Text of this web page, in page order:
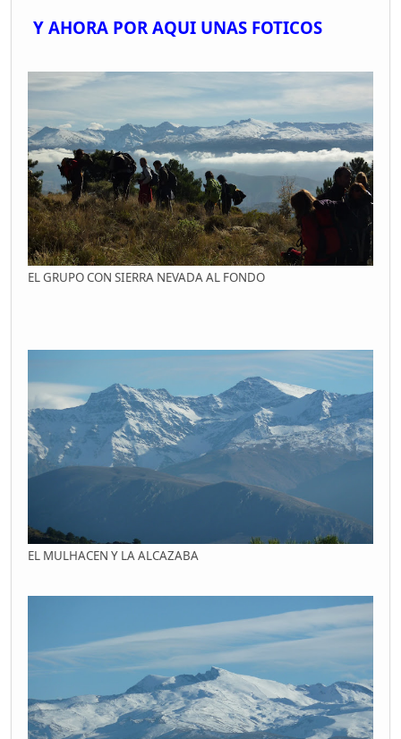
Y AHORA POR AQUI UNAS FOTICOS
EL GRUPO CON SIERRA NEVADA AL FONDO
EL MULHACEN Y LA ALCAZABA